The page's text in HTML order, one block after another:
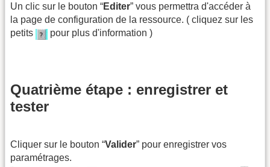
Un clic sur le bouton “Editer” vous permettra d'accéder à
la page de configuration de la ressource. ( cliquez sur les
petits
pour plus d'information )
Quatrième étape : enregistrer et
tester
Cliquer sur le bouton “Valider” pour enregistrer vos
paramétrages.